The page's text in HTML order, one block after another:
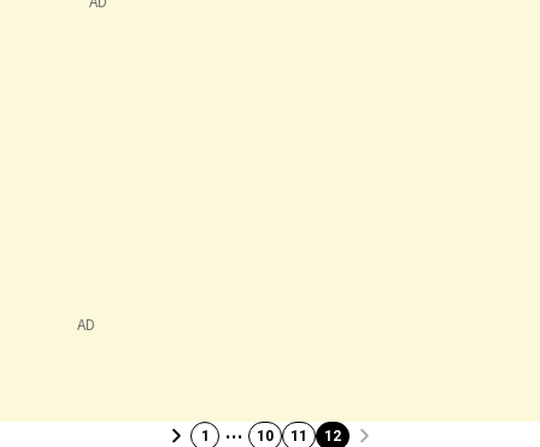
AD
1 … 10 11 12